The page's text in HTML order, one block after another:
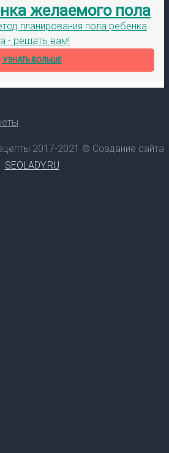
желаемого пола
планирования пола ребенка
- решать вам!
УЗНАТЬ БОЛЬШЕ
2017-2021 © Создание сайта
SEOLADY.RU